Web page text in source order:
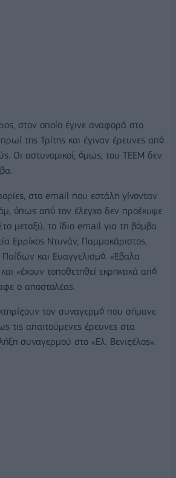
στον οποίο έγινε αναφορά στο
της Τρίτης και έγιναν έρευνες από
Οι αστυνομικοί, όμως, του ΤΕΕΜ δεν
στο email που εστάλη γίνονταν
όπως από τον έλεγχο δεν προέκυψε
μεταξύ, το ίδιο email για τη βόμβα
Ερρίκος Ντυνάν, Παμμακάριστος,
Παίδων και Ευαγγελισμό. «Έβαλα
«έχουν τοποθετηθεί εκρηκτικά από
ο αποστολέας.
τον συναγερμό που σήμανε
τις απαιτούμενες έρευνες στα
συναγερμού στο «Ελ. Βενιζέλος».